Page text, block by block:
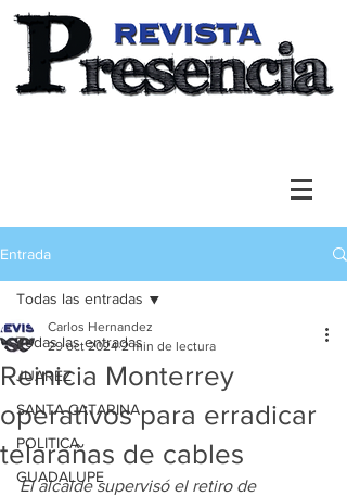
Entrada
Todas las entradas
JUAREZ
SANTA CATARINA
POLITICA
GUADALUPE
Todas las entradas
Reinicia Monterrey
operativos para erradicar
telarañas de cables
Carlos Hernandez
29 oct 2024 2 min de lectura
El alcalde supervisó el retiro de